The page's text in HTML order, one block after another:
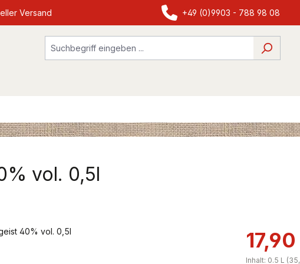
Versand +49 (0)9903 - 788 98 08
vol. 0,5l
Inhalt: 0.5 L